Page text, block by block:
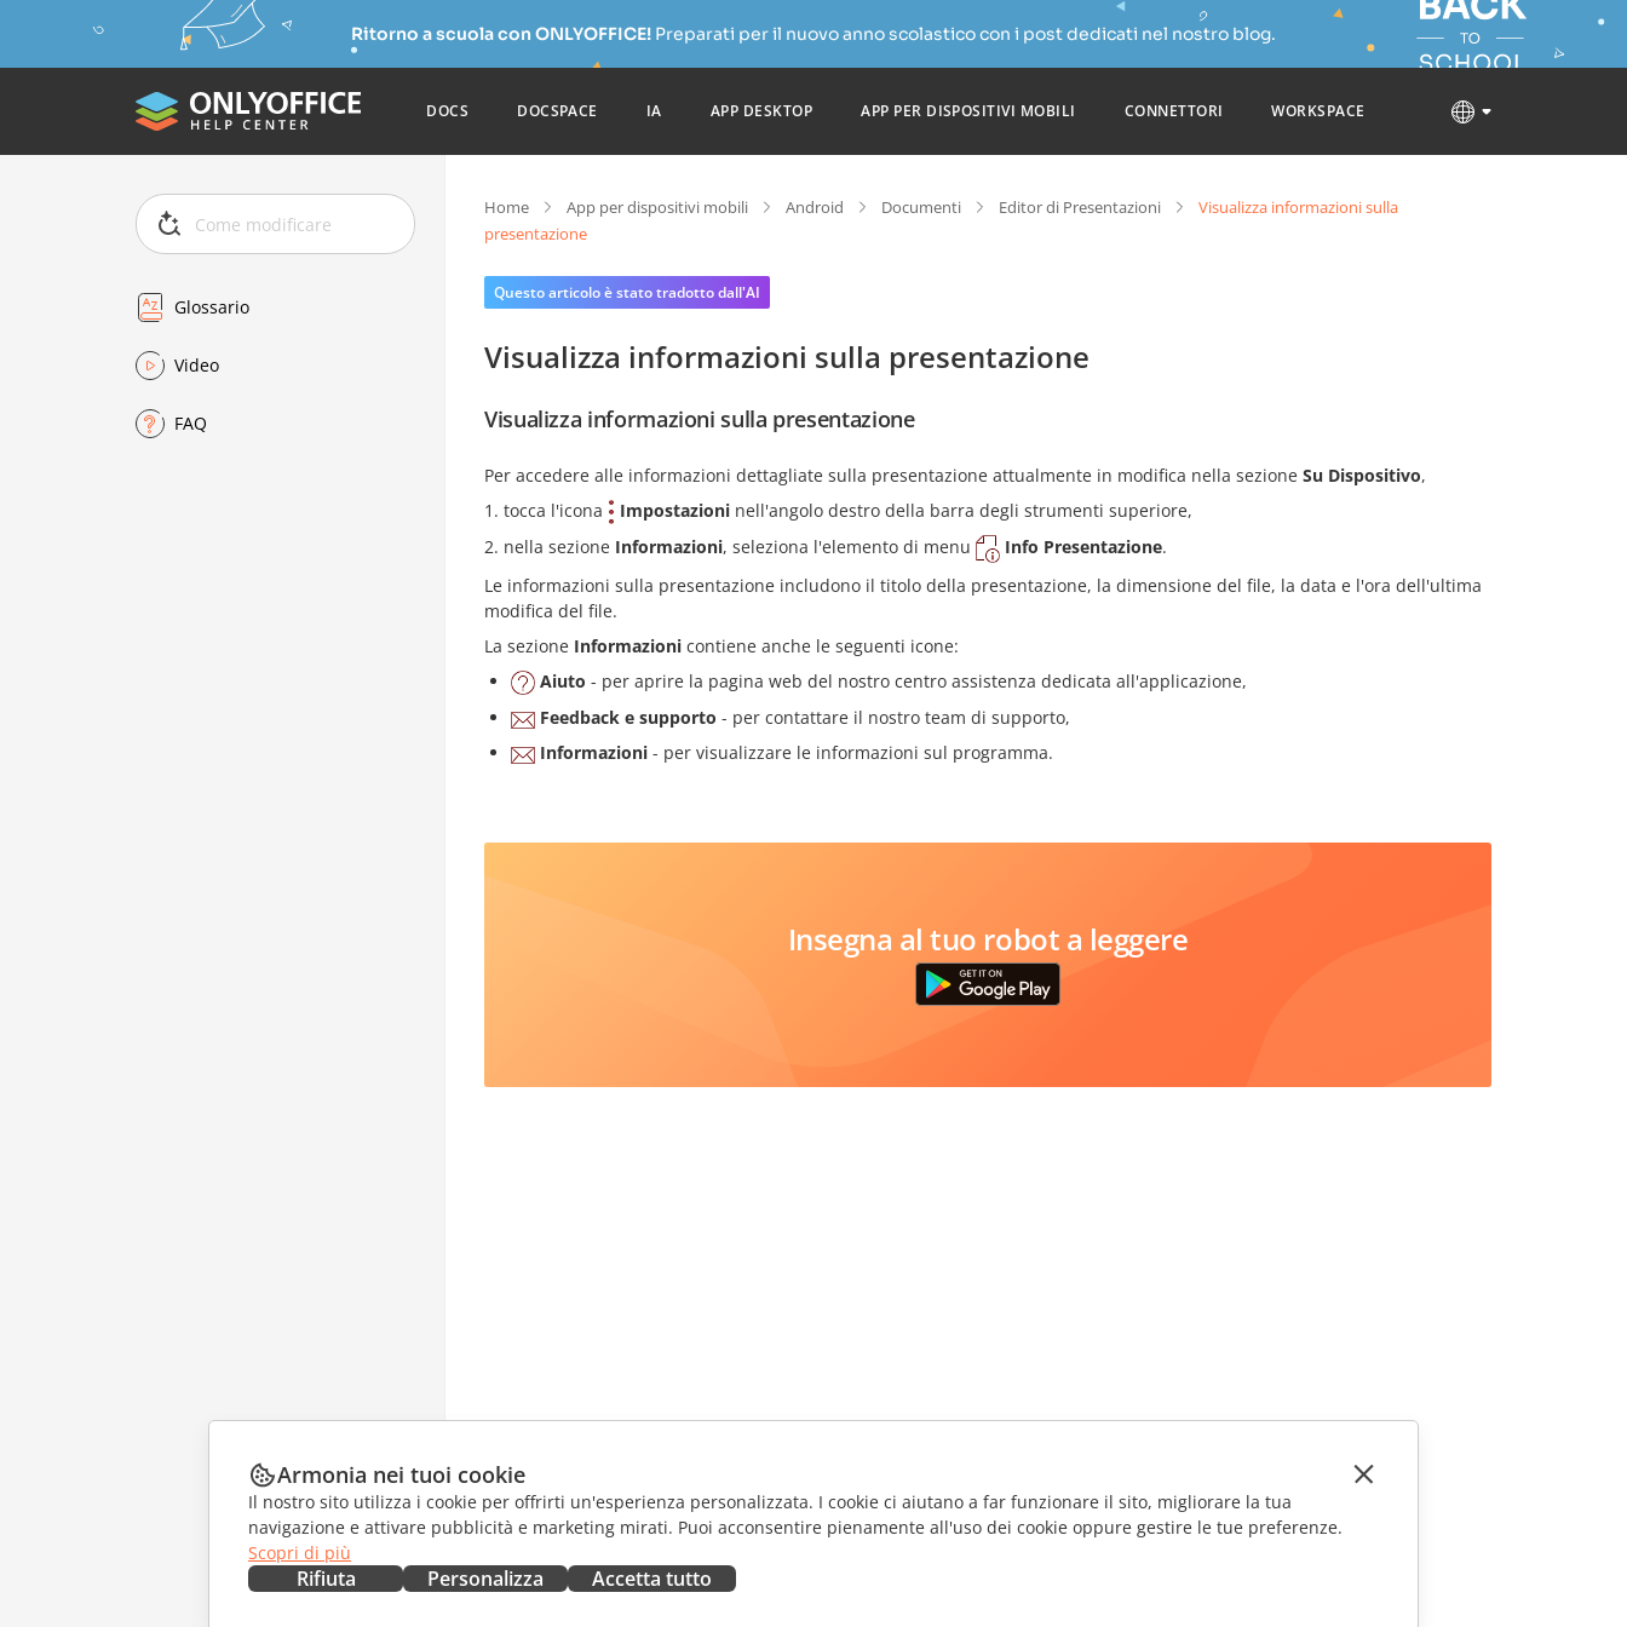
Ritorno a scuola con ONLYOFFICE! Preparati per il nuovo anno scolastico con i post dedicati nel nostro blog.
DOCS DOCSPACE IA APP DESKTOP APP PER DISPOSITIVI MOBILI CONNETTORI WORKSPACE
Glossario
Video
FAQ
Home App per dispositivi mobili Android Documenti Editor di Presentazioni
Visualizza informazioni sulla
presentazione
Questo articolo è stato tradotto dall'AI
Visualizza informazioni sulla presentazione
Visualizza informazioni sulla presentazione
Per accedere alle informazioni dettagliate sulla presentazione attualmente in modifica nella sezione Su Dispositivo,
tocca l'icona
Impostazioni nell'angolo destro della barra degli strumenti superiore,
nella sezione Informazioni, seleziona l'elemento di menu Info Presentazione.
Le informazioni sulla presentazione includono il titolo della presentazione, la dimensione del file, la data e l'ora dell'ultima
modifica del file.
La sezione Informazioni contiene anche le seguenti icone:
Aiuto - per aprire la pagina web del nostro centro assistenza dedicata all'applicazione,
Feedback e supporto - per contattare il nostro team di supporto,
Informazioni - per visualizzare le informazioni sul programma.
Insegna al tuo robot a leggere
Armonia nei tuoi cookie
Il nostro sito utilizza i cookie per offrirti un'esperienza personalizzata. I cookie ci aiutano a far funzionare il sito, migliorare la tua
navigazione e attivare pubblicità e marketing mirati. Puoi acconsentire pienamente all'uso dei cookie oppure gestire le tue preferenze.
Scopri di più
Rifiuta Personalizza Accetta tutto